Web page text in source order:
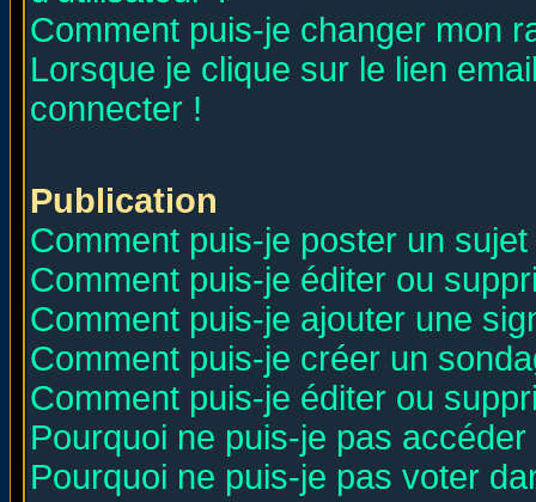
Comment puis-je changer mon
Lorsque je clique sur le lien
connecter !
Publication
Comment puis-je poster un
Comment puis-je éditer ou
Comment puis-je ajouter une
Comment puis-je créer un
Comment puis-je éditer ou
Pourquoi ne puis-je pas
Pourquoi ne puis-je pas voter